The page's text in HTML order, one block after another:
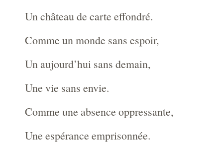
Un château de carte effondré.
Comme un monde sans espoir,
Un aujourd’hui sans demain,
Une vie sans envie.
Comme une absence oppressante,
Une espérance emprisonnée.